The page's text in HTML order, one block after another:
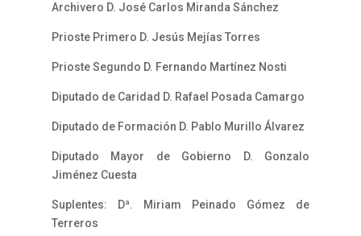
Archivero D. José Carlos Miranda Sánchez
Prioste Primero D. Jesús Mejías Torres
Prioste Segundo D. Fernando Martínez Nosti
Diputado de Caridad D. Rafael Posada Camargo
Diputado de Formación D. Pablo Murillo Álvarez
Diputado Mayor de Gobierno D. Gonzalo
Jiménez Cuesta
Suplentes: Dª. Miriam Peinado Gómez de
Terreros